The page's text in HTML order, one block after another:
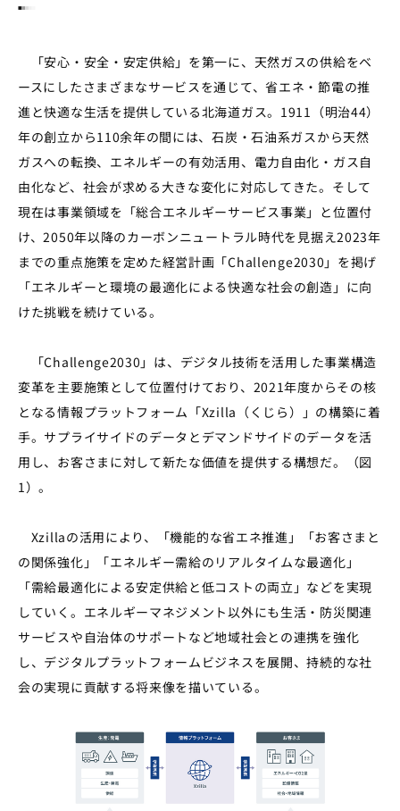
「安心・安全・安定供給」を第一に、天然ガスの供給をベ
ースにしたさまざまなサービスを通じて、省エネ・節電の推
進と快適な生活を提供している北海道ガス。1911（明治44）
年の創立から110余年の間には、石炭・石油系ガスから天然
ガスへの転換、エネルギーの有効活用、電力自由化・ガス自
由化など、社会が求める大きな変化に対応してきた。そして
現在は事業領域を「総合エネルギーサービス事業」と位置付
け、2050年以降のカーボンニュートラル時代を見据え2023年
までの重点施策を定めた経営計画「Challenge2030」を掲げ
「エネルギーと環境の最適化による快適な社会の創造」に向
けた挑戦を続けている。
「Challenge2030」は、デジタル技術を活用した事業構造
変革を主要施策として位置付けており、2021年度からその核
となる情報プラットフォーム「Xzilla（くじら）」の構築に着
手。サプライサイドのデータとデマンドサイドのデータを活
用し、お客さまに対して新たな価値を提供する構想だ。（図
1）。
Xzillaの活用により、「機能的な省エネ推進」「お客さまと
の関係強化」「エネルギー需給のリアルタイムな最適化」
「需給最適化による安定供給と低コストの両立」などを実現
していく。エネルギーマネジメント以外にも生活・防災関連
サービスや自治体のサポートなど地域社会との連携を強化
し、デジタルプラットフォームビジネスを展開、持続的な社
会の実現に貢献する将来像を描いている。